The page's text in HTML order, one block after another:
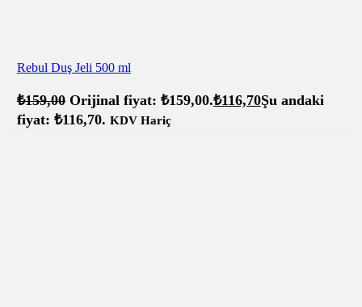
Rebul Duş Jeli 500 ml
₺159,00 Orijinal fiyat: ₺159,00.₺116,70Şu andaki
fiyat: ₺116,70. KDV Hariç